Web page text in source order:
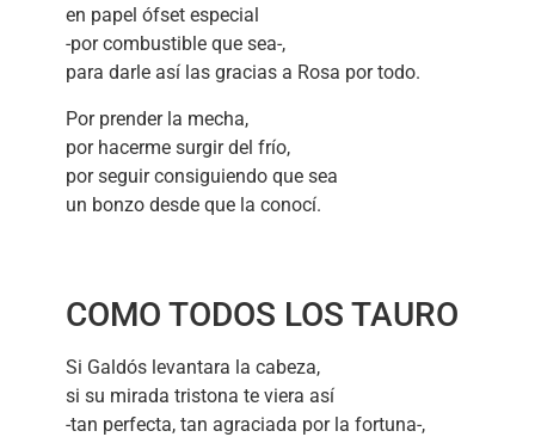
en papel ófset especial
-por combustible que sea-,
para darle así las gracias a Rosa por todo.
Por prender la mecha,
por hacerme surgir del frío,
por seguir consiguiendo que sea
un bonzo desde que la conocí.
COMO TODOS LOS TAURO
Si Galdós levantara la cabeza,
si su mirada tristona te viera así
-tan perfecta, tan agraciada por la fortuna-,